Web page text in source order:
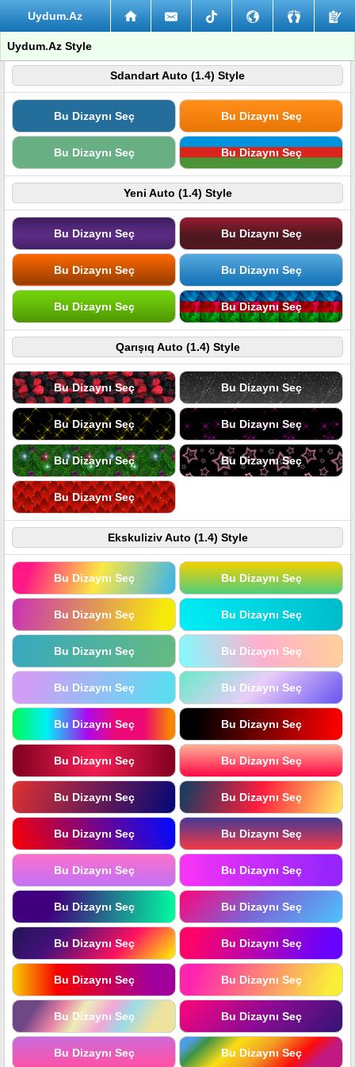
Uydum.Az
Uydum.Az Style
Sdandart Auto (1.4) Style
Bu Dizaynı Seç Bu Dizaynı Seç
Bu Dizaynı Seç Bu Dizaynı Seç
Yeni Auto (1.4) Style
Bu Dizaynı Seç Bu Dizaynı Seç
Bu Dizaynı Seç Bu Dizaynı Seç
Bu Dizaynı Seç Bu Dizaynı Seç
Qarışıq Auto (1.4) Style
Bu Dizaynı Seç Bu Dizaynı Seç
Bu Dizaynı Seç Bu Dizaynı Seç
Bu Dizaynı Seç Bu Dizaynı Seç
Bu Dizaynı Seç
Ekskuliziv Auto (1.4) Style
Bu Dizaynı Seç Bu Dizaynı Seç
Bu Dizaynı Seç Bu Dizaynı Seç
Bu Dizaynı Seç Bu Dizaynı Seç
Bu Dizaynı Seç Bu Dizaynı Seç
Bu Dizaynı Seç Bu Dizaynı Seç
Bu Dizaynı Seç Bu Dizaynı Seç
Bu Dizaynı Seç Bu Dizaynı Seç
Bu Dizaynı Seç Bu Dizaynı Seç
Bu Dizaynı Seç Bu Dizaynı Seç
Bu Dizaynı Seç Bu Dizaynı Seç
Bu Dizaynı Seç Bu Dizaynı Seç
Bu Dizaynı Seç Bu Dizaynı Seç
Bu Dizaynı Seç Bu Dizaynı Seç
Bu Dizaynı Seç Bu Dizaynı Seç